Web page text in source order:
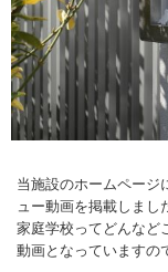
当施設のホームページ
ュー動画を掲載しまし
家庭学校ってどんなど
動画となっていますの